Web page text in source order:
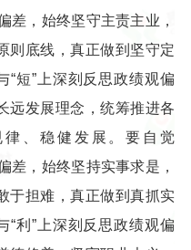
差，始终坚守主责主业，
则底线，真正做到坚守定
“短”上深刻反思政绩观偏
远发展理念，统筹推进各
、稳健发展。要自觉
差，始终坚持实事求是，
于担难，真正做到真抓实
“利”上深刻反思政绩观偏